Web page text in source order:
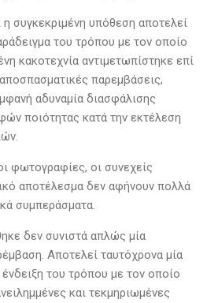
συγκεκριμένη υπόθεση αποτελεί
του τρόπου με τον οποίο
κακοτεχνία αντιμετωπίστηκε επί
παρεμβάσεις,
αδυναμία διασφάλισης
ποιότητας κατά την εκτέλεση
φωτογραφίες, οι συνεχείς
αποτέλεσμα δεν αφήνουν πολλά
συμπεράσματα.
δεν συνιστά απλώς μία
Αποτελεί ταυτόχρονα μία
ένδειξη του τρόπου με τον οποίο
και τεκμηριωμένες